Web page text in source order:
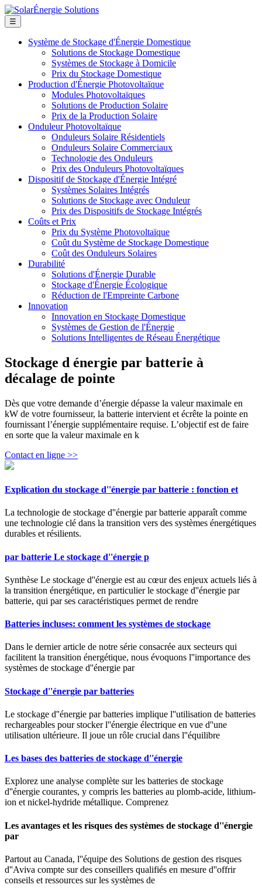
☰
Système de Stockage d'Énergie Domestique
Solutions de Stockage Domestique
Systèmes de Stockage à Domicile
Prix du Stockage Domestique
Production d'Énergie Photovoltaïque
Modules Photovoltaïques
Solutions de Production Solaire
Prix de la Production Solaire
Onduleur Photovoltaïque
Onduleurs Solaire Résidentiels
Onduleurs Solaire Commerciaux
Technologie des Onduleurs
Prix des Onduleurs Photovoltaïques
Dispositif de Stockage d'Énergie Intégré
Systèmes Solaires Intégrés
Solutions de Stockage avec Onduleur
Prix des Dispositifs de Stockage Intégrés
Coûts et Prix
Prix du Système Photovoltaïque
Coût du Système de Stockage Domestique
Coût des Onduleurs Solaires
Durabilité
Solutions d'Énergie Durable
Stockage d'Énergie Écologique
Réduction de l'Empreinte Carbone
Innovation
Innovation en Stockage Domestique
Systèmes de Gestion de l'Énergie
Solutions Intelligentes de Réseau Énergétique
Stockage d énergie par batterie à
décalage de pointe
Dès que votre demande d’énergie dépasse la valeur maximale en
kW de votre fournisseur, la batterie intervient et écrête la pointe en
fournissant l’énergie supplémentaire requise. L’objectif est de faire
en sorte que la valeur maximale en k
Contact en ligne >>
Explication du stockage d''énergie par batterie : fonction et
La technologie de stockage d''énergie par batterie apparaît comme
une technologie clé dans la transition vers des systèmes énergétiques
durables et résilients.
par batterie Le stockage d''énergie p
Synthèse Le stockage d''énergie est au cœur des enjeux actuels liés à
la transition énergétique, en particulier le stockage d''énergie par
batterie, qui par ses caractéristiques permet de rendre
Batteries incluses: comment les systèmes de stockage
Dans le dernier article de notre série consacrée aux secteurs qui
facilitent la transition énergétique, nous évoquons l''importance des
systèmes de stockage d''énergie par
Stockage d''énergie par batteries
Le stockage d''énergie par batteries implique l''utilisation de batteries
rechargeables pour stocker l''énergie électrique en vue d''une
utilisation ultérieure. Il joue un rôle crucial dans l''équilibre
Les bases des batteries de stockage d''énergie
Explorez une analyse complète sur les batteries de stockage
d''énergie courantes, y compris les batteries au plomb-acide, lithium-
ion et nickel-hydride métallique. Comprenez
Les avantages et les risques des systèmes de stockage d''énergie
par
Partout au Canada, l''équipe des Solutions de gestion des risques
d''Aviva compte sur des conseillers qualifiés en mesure d''offrir
conseils et ressources sur les systèmes de